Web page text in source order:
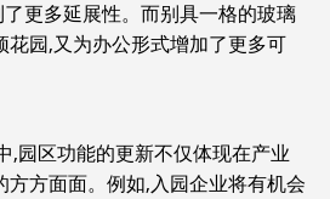
更多延展性。而别具一格的玻璃
花园,又为办公形式增加了更多可
,园区功能的更新不仅体现在产业
方方面面。例如,入园企业将有机会